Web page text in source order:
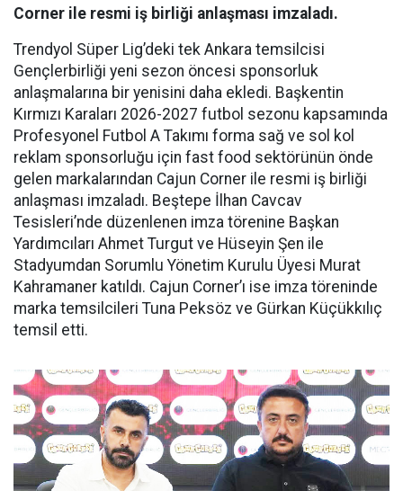
Corner ile resmi iş birliği anlaşması imzaladı.
Trendyol Süper Lig’deki tek Ankara temsilcisi
Gençlerbirliği yeni sezon öncesi sponsorluk
anlaşmalarına bir yenisini daha ekledi. Başkentin
Kırmızı Karaları 2026-2027 futbol sezonu kapsamında
Profesyonel Futbol A Takımı forma sağ ve sol kol
reklam sponsorluğu için fast food sektörünün önde
gelen markalarından Cajun Corner ile resmi iş birliği
anlaşması imzaladı. Beştepe İlhan Cavcav
Tesisleri’nde düzenlenen imza törenine Başkan
Yardımcıları Ahmet Turgut ve Hüseyin Şen ile
Stadyumdan Sorumlu Yönetim Kurulu Üyesi Murat
Kahramaner katıldı. Cajun Corner’ı ise imza töreninde
marka temsilcileri Tuna Peksöz ve Gürkan Küçükkılıç
temsil etti.